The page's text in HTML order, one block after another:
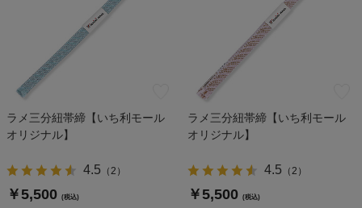
ラメ三分紐帯締【いち利モール
オリジナル】
4.5 （2 ）
￥5,500 (税込)
ラメ三分紐帯締【いち利モール
オリジナル】
4.5 （2 ）
￥5,500 (税込)